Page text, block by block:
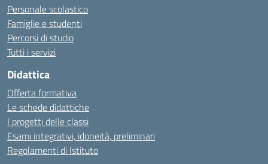
Personale scolastico
Famiglie e studenti
Percorsi di studio
Tutti i servizi
Didattica
Offerta formativa
Le schede didattiche
I progetti delle classi
Esami integrativi, idoneità, preliminari
Regolamenti di Istituto